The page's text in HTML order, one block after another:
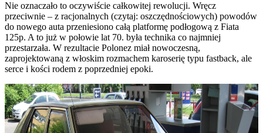
Nie oznaczało to oczywiście całkowitej rewolucji. Wręcz
przeciwnie – z racjonalnych (czytaj: oszczędnościowych) powodów
do nowego auta przeniesiono całą platformę podłogową z Fiata
125p. A to już w połowie lat 70. była technika co najmniej
przestarzała. W rezultacie Polonez miał nowoczesną,
zaprojektowaną z włoskim rozmachem karoserię typu fastback, ale
serce i kości rodem z poprzedniej epoki.